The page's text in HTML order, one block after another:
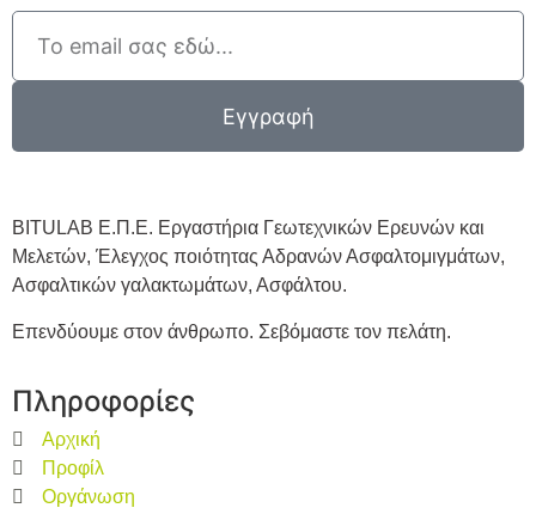
Εγγραφή
BITULAB Ε.Π.Ε. Εργαστήρια Γεωτεχνικών Ερευνών και
Μελετών, Έλεγχος ποιότητας Αδρανών Ασφαλτομιγμάτων,
Ασφαλτικών γαλακτωμάτων, Ασφάλτου.
Επενδύουμε στον άνθρωπο. Σεβόμαστε τον πελάτη.
Πληροφορίες
Αρχική
Προφίλ
Οργάνωση